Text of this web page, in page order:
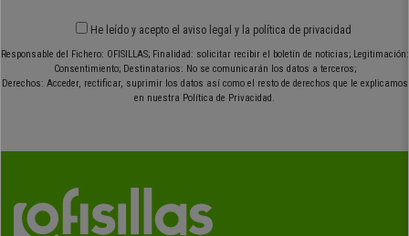
He leído y acepto el aviso legal y la política de privacidad
Responsable del Fichero: OFISILLAS; Finalidad: solicitar recibir el boletín de noticias; Legitimación:
Consentimiento; Destinatarios: No se comunicarán los datos a terceros;
Derechos: Acceder, rectificar, suprimir los datos así como el resto de derechos que le explicamos
en nuestra Política de Privacidad.